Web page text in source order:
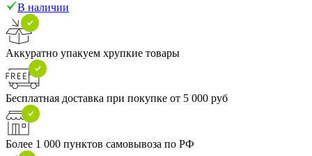
В наличии
Аккуратно упакуем хрупкие товары
Бесплатная доставка при покупке от 5 000 руб
Более 1 000 пунктов самовывоза по РФ